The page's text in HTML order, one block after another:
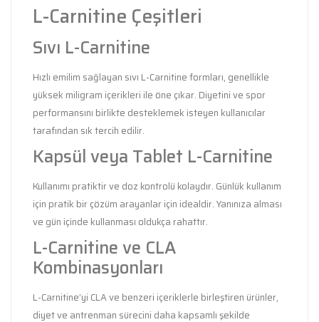
L-Carnitine Çeşitleri
Sıvı L-Carnitine
Hızlı emilim sağlayan sıvı L-Carnitine formları, genellikle
yüksek miligram içerikleri ile öne çıkar. Diyetini ve spor
performansını birlikte desteklemek isteyen kullanıcılar
tarafından sık tercih edilir.
Kapsül veya Tablet L-Carnitine
Kullanımı pratiktir ve doz kontrolü kolaydır. Günlük kullanım
için pratik bir çözüm arayanlar için idealdir. Yanınıza alması
ve gün içinde kullanması oldukça rahattır.
L-Carnitine ve CLA
Kombinasyonları
L-Carnitine’yi CLA ve benzeri içeriklerle birleştiren ürünler,
diyet ve antrenman sürecini daha kapsamlı şekilde